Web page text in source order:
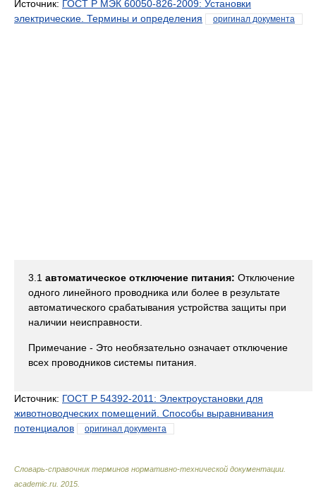
Источник: ГОСТ Р МЭК 60050-826-2009: Установки
электрические. Термины и определения
оригинал документа
3.1 автоматическое отключение питания: Отключение
одного линейного проводника или более в результате
автоматического срабатывания устройства защиты при
наличии неисправности.
Примечание - Это необязательно означает отключение
всех проводников системы питания.
Источник: ГОСТ Р 54392-2011: Электроустановки для
животноводческих помещений. Способы выравнивания
потенциалов
оригинал документа
Словарь-справочник терминов нормативно-технической документации
academic.ru 2015